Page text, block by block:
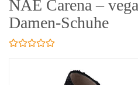
NAE Carena –
Damen-Schuhe